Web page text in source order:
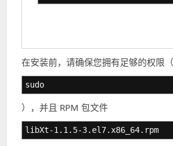
在安装前，请确保您拥有足够的权限
sudo
），并且 RPM 包文件
libXt-1.1.5-3.el7.x86_64.rpm